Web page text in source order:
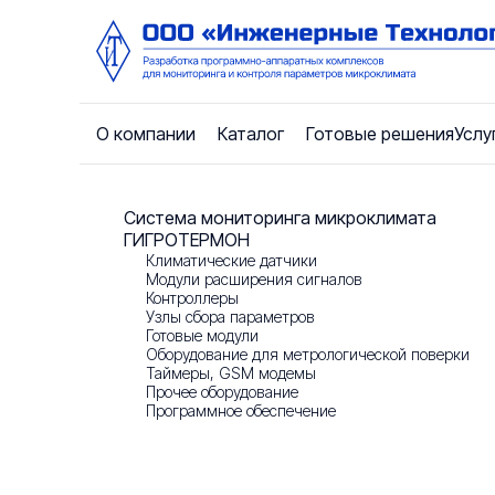
О компании Каталог Готовые решения
О компании
Новости
Контакты
Отзывы
Система мониторинга микроклимата
ГИГРОТЕРМОН
Климатические датчики
Модули расширения сигналов
Контроллеры
Узлы сбора параметров
Готовые модули
Оборудование для метрологической поверки
Таймеры, GSM модемы
Прочее оборудование
Программное обеспечение
Главная / О компании / Новости
Новости